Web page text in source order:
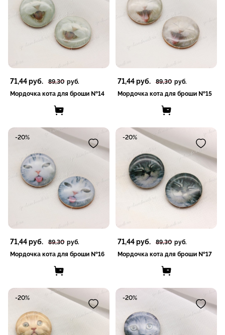
71,44руб. 89,30 руб.
Мордочка кота для броши №14
71,44руб. 89,30 руб.
Мордочка кота для броши №15
71,44руб. 89,30 руб.
Мордочка кота для броши №16
-20%
71,44руб. 89,30 руб.
Мордочка кота для броши №17
-20%
-20% -20%